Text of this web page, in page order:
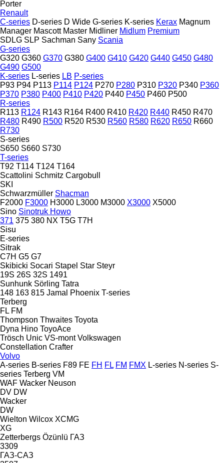
Porter
Renault
C-series D-series D Wide G-series K-series Kerax Magnum
Manager Mascott Master Midliner Midlum Premium
SDLG SLP Sachman Sany Scania
G-series
G320 G360 G370 G380 G400 G410 G420 G440 G450 G480
G490 G500
K-series L-series LB P-series
P93 P94 P113 P114 P124 P270 P280 P310 P320 P340 P360
P370 P380 P400 P410 P420 P440 P450 P460 P500
R-series
R113 R124 R143 R164 R400 R410 R420 R440 R450 R470
R480 R490 R500 R520 R530 R560 R580 R620 R650 R660
R730
S-series
S650 S660 S730
T-series
T92 T114 T124 T164
Scattolini Schmitz Cargobull
SKI
Schwarzmüller Shacman
F2000 F3000 H3000 L3000 M3000 X3000 X5000
Sino Sinotruk Howo
371 375 380 NX T5G T7H
Sisu
E-series
Sitrak
C7H G5 G7
Skibicki Socari Stapel Star Steyr
19S 26S 32S 1491
Sunhunk Sörling Tatra
148 163 815 Jamal Phoenix T-series
Terberg
FL FM
Thompson Thwaites Toyota
Dyna Hino ToyoAce
Trösch Unic VS-mont Volkswagen
Constellation Crafter
Volvo
A-series B-series F89 FE FH FL FM FMX L-series N-series S-
series Terberg VM
WAF Wacker Neuson
DV DW
Wacker
DW
Wielton Wilcox XCMG
XG
Zetterbergs Özünlü ГАЗ
3309
ГАЗ-САЗ